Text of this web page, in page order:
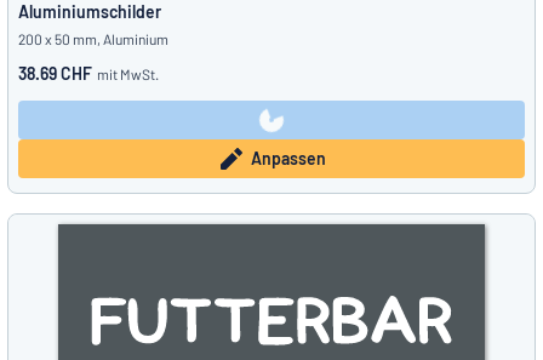
Aluminiumschilder
200 x 50 mm, Aluminium
38.69 CHF mit MwSt.
Anpassen